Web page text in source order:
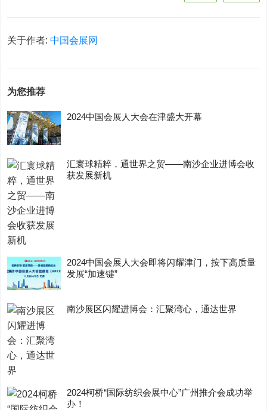
关于作者:中国会展网
为您推荐
2024中国会展人大会在津盛大开幕
汇寰球精粹，通世界之贸——南沙企业进博会收
获发展新机
2024中国会展人大会即将闪耀津门，按下高质量
发展“加速键”
南沙展区闪耀进博会：汇聚湾心，通达世界
2024柯桥“国际纺织会展中心”广州推介会成功举
办！